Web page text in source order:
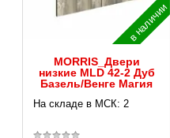
в наличии
MORRIS_Двери
низкие MLD 42-2 Дуб
Базель/Венге Магия
На складе в МСК: 2